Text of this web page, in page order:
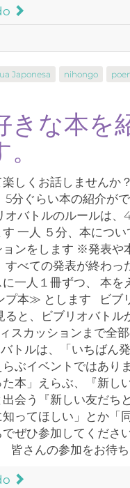
Japonesa nihongo
きな本を
しくお話しませんか
5分ぐらい本の紹介が
オバトルのルールは
一人 ５分、本につ
ンをします ※発表や
すべての発表が終わ
一人１冊ずつ、 本
本≫ とします ビブ
ると、ビブリオバト
スカッションまで全
トルは、「いちばん
ぶイベントではあり
本」えらぶ、『新し
会う『新しい友だち
ってほしい」とか「
ぜひ参加してくださ
皆さんの参加をお待ち